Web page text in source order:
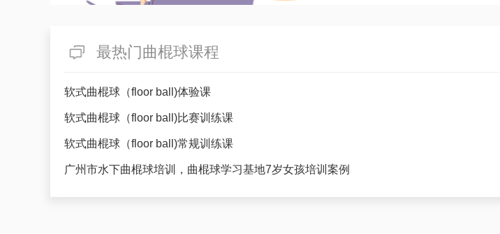
最热门曲棍球课程
软式曲棍球（floor ball)体验课
软式曲棍球（floor ball)比赛训练课
软式曲棍球（floor ball)常规训练课
广州市水下曲棍球培训，曲棍球学习基地7岁女孩培训案例